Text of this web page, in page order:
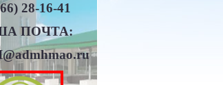
28-16-41
ПОЧТА: